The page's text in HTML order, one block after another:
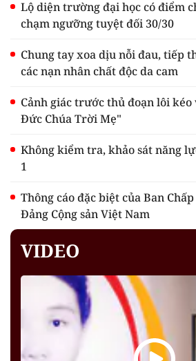
Lộ diện trường đại học có điểm
chạm ngưỡng tuyệt đối 30/30
Chung tay xoa dịu nỗi đau, tiếp
các nạn nhân chất độc da cam
Cảnh giác trước thủ đoạn lôi kéo
Đức Chúa Trời Mẹ"
Không kiểm tra, khảo sát năng
1
Thông cáo đặc biệt của Ban
Đảng Cộng sản Việt Nam
VIDEO